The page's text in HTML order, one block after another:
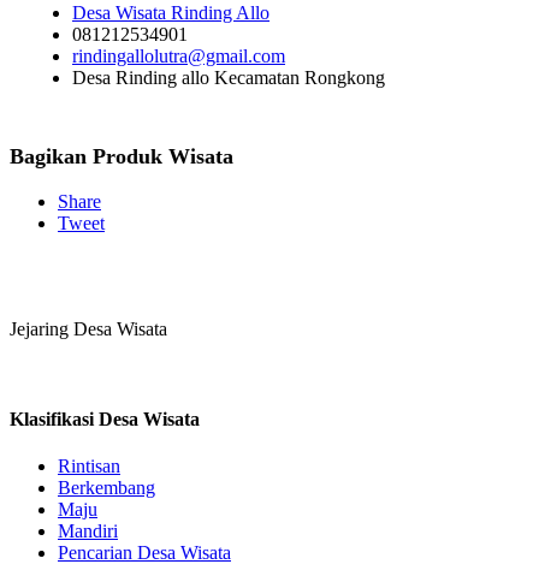
Desa Wisata Rinding Allo
081212534901
rindingallolutra@gmail.com
Desa Rinding allo Kecamatan Rongkong
Bagikan Produk Wisata
Share
Tweet
Jejaring Desa Wisata
Klasifikasi Desa Wisata
Rintisan
Berkembang
Maju
Mandiri
Pencarian Desa Wisata